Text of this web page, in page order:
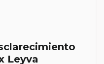
Leyva